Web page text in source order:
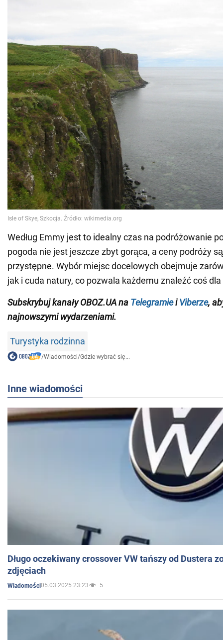
Według Emmy jest to idealny czas na podróżowanie
pogoda nie jest jeszcze zbyt gorąca, a ceny podróży
przystępne. Wybór miejsc docelowych obejmuje
jak i cuda natury, co pozwala każdemu znaleźć coś
Subskrybuj kanały OBOZ.UA na TelegramieiViberze,
najnowszymi wydarzeniami.
Turystyka rodzinna
/Wiadomości/Gdzie wybrać się...
Inne wiadomości
Długo oczekiwany crossover VW tańszy od Dustera
zdjęciach
Wiadomości05.03.2025 23:23 5